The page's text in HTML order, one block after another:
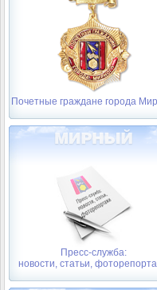
Почетные граждане города
Пресс-служба:
новости, статьи,